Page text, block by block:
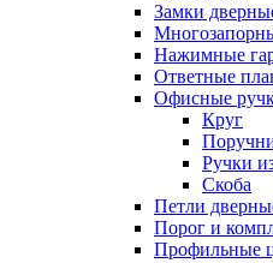
Замки
Нажимные
Ответные
Офисные
Круг
Ручки
Скоба
Петли
Порог и
Профильные